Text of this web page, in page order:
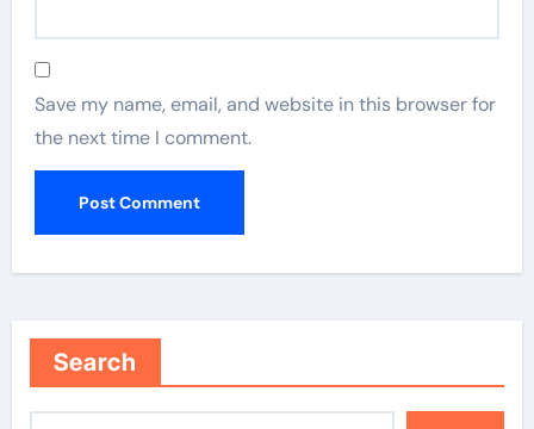
Save my name, email, and website in this browser for
the next time I comment.
Search